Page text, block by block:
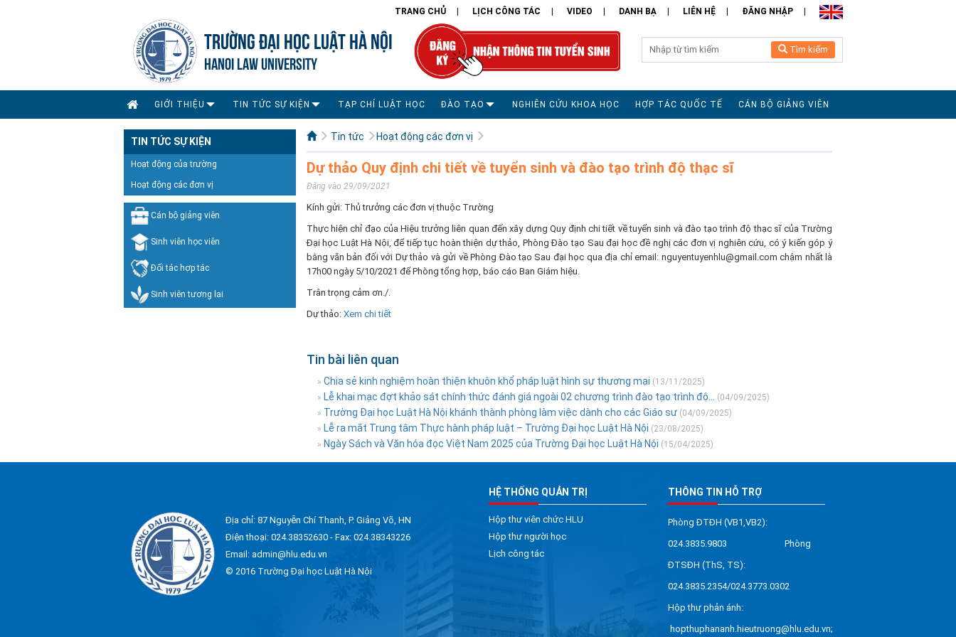
TRANG CHỦ LỊCH CÔNG TÁC VIDEO DANH BẠ LIÊN HỆ ĐĂNG NHẬP
TRƯỜNG ĐẠI HỌC LUẬT HÀ NỘI
HANOI LAW UNIVERSITY
Tìm kiếm
GIỚI THIỆU TIN TỨC SỰ KIỆN TẠP CHÍ LUẬT HỌC ĐÀO TẠO NGHIÊN CỨU KHOA HỌC HỢP TÁC QUỐC TẾ CÁN BỘ GIẢNG VIÊN
TIN TỨC SỰ KIỆN
Hoạt động của trường
Hoạt động các đơn vị
Cán bộ giảng viên
Sinh viên học viên
Đối tác hợp tác
Sinh viên tương lai
Tin tức Hoạt động các đơn vị
Dự thảo Quy định chi tiết về tuyển sinh và đào tạo trình độ thạc sĩ
Đăng vào 29/09/2021
Kính gửi: Thủ trưởng các đơn vị thuộc Trường
Thực hiện chỉ đạo của Hiệu trưởng liên quan đến xây dựng Quy định chi tiết về tuyển sinh và đào tạo trình độ thạc sĩ của Trường
Đại học Luật Hà Nội, để tiếp tục hoàn thiện dự thảo, Phòng Đào tạo Sau đại học đề nghị các đơn vị nghiên cứu, có ý kiến góp ý
bằng văn bản đối với Dự thảo và gửi về Phòng Đào tạo Sau đại học qua địa chỉ email: nguyentuyenhlu@gmail.com chậm nhất là
17h00 ngày 5/10/2021 để Phòng tổng hợp, báo cáo Ban Giám hiệu.
Trân trọng cảm ơn./.
Dự thảo: Xem chi tiết
Tin bài liên quan
» Chia sẻ kinh nghiệm hoàn thiện khuôn khổ pháp luật hình sự thương mại (13/11/2025)
» Lễ khai mạc đợt khảo sát chính thức đánh giá ngoài 02 chương trình đào tạo trình độ...
(04/09/2025)
» Trường Đại học Luật Hà Nội khánh thành phòng làm việc dành cho các Giáo sư(04/09/2025)
» Lễ ra mắt Trung tâm Thực hành pháp luật – Trường Đại học Luật Hà Nội (23/08/2025)
» Ngày Sách và Văn hóa đọc Việt Nam 2025 của Trường Đại học Luật Hà Nội (15/04/2025)
Địa chỉ: 87 Nguyễn Chí Thanh, P. Giảng Võ, HN
Điện thoại: 024.38352630 - Fax: 024.38343226
Email: admin@hlu.edu.vn
© 2016 Trường Đại học Luật Hà Nội
HỆ THỐNG QUẢN TRỊ
Hộp thư viên chức HLU
Hộp thư người học
Lịch công tác
THÔNG TIN HỖ TRỢ
Phòng ĐTĐH (VB1,VB2):
024.3835.9803 Phòng
ĐTSĐH (ThS, TS):
024.3835.2354/024.3773.0302
Hộp thư phản ánh:
hopthuphananh.hieutruong@hlu.edu.vn;